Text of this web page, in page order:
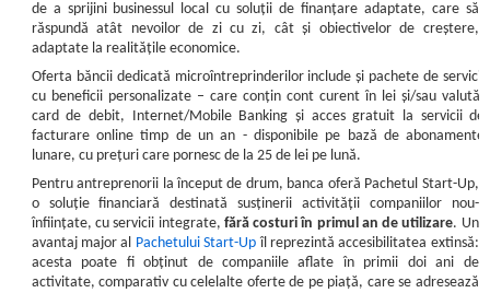
de a sprijini businessul local cu soluții de finanțare adaptate, care să
răspundă atât nevoilor de zi cu zi, cât și obiectivelor de creștere,
adaptate la realitățile economice.
Oferta băncii dedicată microîntreprinderilor include și pachete de servicii
cu beneficii personalizate – care conțin cont curent în lei și/sau valută,
card de debit, Internet/Mobile Banking și accesgratuit la servicii de
facturare online timp de un an - disponibile pe bază de abonamente
lunare, cu prețuri care pornesc de la 25 de lei pe lună.
Pentru antreprenorii la început de drum, banca oferă Pachetul Start-Up,
o soluție financiară destinată susținerii activității companiilor nou-
înființate, cu servicii integrate, fără costuri în primul an de utilizare. Un
avantaj major al Pachetului Start-Up îl reprezintă accesibilitatea extinsă:
acesta poate fi obținut de companiile aflate în primii doi ani de
activitate, comparativ cu celelalte oferte de pe piață, care se adresează